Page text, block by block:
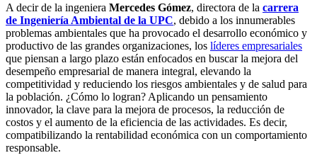
A decir de la ingeniera Mercedes Gómez, directora de la carrera
de Ingeniería Ambiental de la UPC, debido a los innumerables
problemas ambientales que ha provocado el desarrollo económico y
productivo de las grandes organizaciones, los líderes empresariales
que piensan a largo plazo están enfocados en buscar la mejora del
desempeño empresarial de manera integral, elevando la
competitividad y reduciendo los riesgos ambientales y de salud para
la población. ¿Cómo lo logran? Aplicando un pensamiento
innovador, la clave para la mejora de procesos, la reducción de
costos y el aumento de la eficiencia de las actividades. Es decir,
compatibilizando la rentabilidad económica con un comportamiento
responsable.